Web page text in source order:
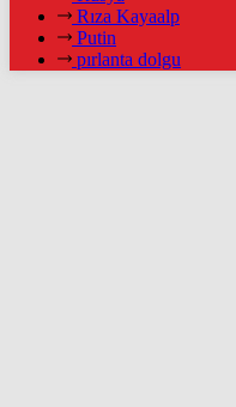
Rıza Kayaalp
Putin
pırlanta dolgu